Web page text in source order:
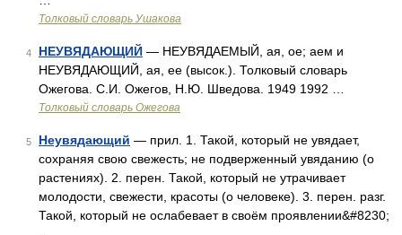
Толковый словарь Ушакова
4 НЕУВЯДАЮЩИЙ — НЕУВЯДАЕМЫЙ, ая, ое; аем и
НЕУВЯДАЮЩИЙ, ая, ее (высок.). Толковый словарь
Ожегова. С.И. Ожегов, Н.Ю. Шведова. 1949 1992 …
Толковый словарь Ожегова
5 Неувядающий — прил. 1. Такой, который не увядает,
сохраняя свою свежесть; не подверженный увяданию (о
растениях). 2. перен. Такой, который не утрачивает
молодости, свежести, красоты (о человеке). 3. перен. разг.
Такой, который не ослабевает в своём проявлении&#8230;